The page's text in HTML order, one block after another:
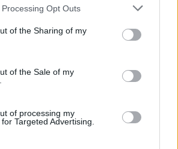
website/app uses one or more Google
or usage behaviour. You may click to
to Google and its third-party tags to
specified purposes in below Google
Opt Outs
of the Sharing of my
of the Sale of my
of processing my
Targeted Advertising.
della polizia locale di Milano: le